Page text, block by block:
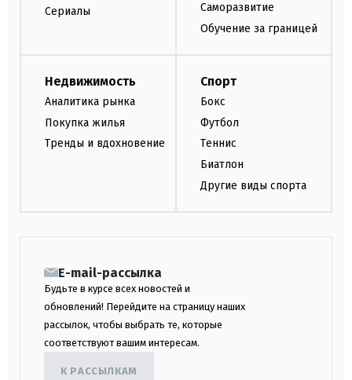
Сериалы
Саморазвитие
Обучение за границей
Недвижимость
Аналитика рынка
Покупка жилья
Тренды и вдохновение
Спорт
Бокс
Футбол
Теннис
Биатлон
Другие виды спорта
E-mail-рассылка
Будьте в курсе всех новостей и
обновлений! Перейдите на страницу наших
рассылок, чтобы выбрать те, которые
соответствуют вашим интересам.
К РАССЫЛКАМ